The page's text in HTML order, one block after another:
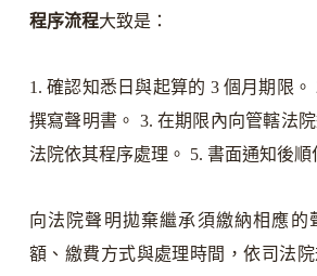
程序流程大致是：
1. 確認知悉日與起算的 3 個月期限
撰寫聲明書。 3. 在期限內向管轄法
法院依其程序處理。 5. 書面通知後順
向法院聲明拋棄繼承須繳納相應的
額、繳費方式與處理時間，依司法